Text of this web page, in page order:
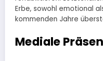
Erbe, sowohl emotional
kommenden Jahre
Mediale